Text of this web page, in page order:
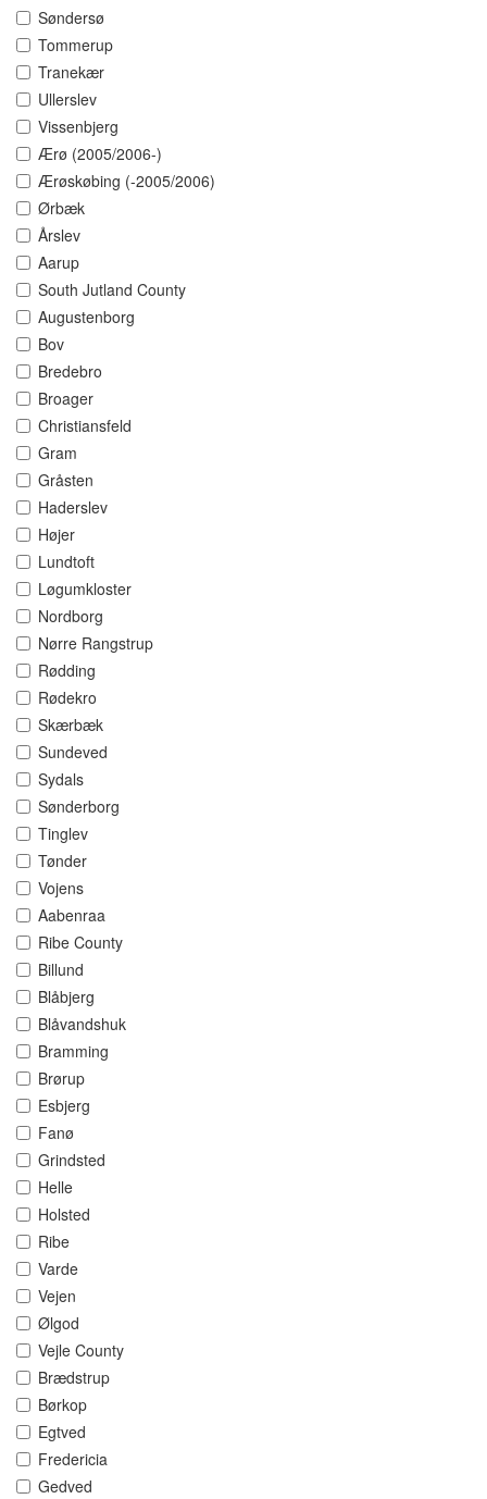
Søndersø
Tommerup
Tranekær
Ullerslev
Vissenbjerg
Ærø (2005/2006-)
Ærøskøbing (-2005/2006)
Ørbæk
Årslev
Aarup
South Jutland County
Augustenborg
Bov
Bredebro
Broager
Christiansfeld
Gram
Gråsten
Haderslev
Højer
Lundtoft
Løgumkloster
Nordborg
Nørre Rangstrup
Rødding
Rødekro
Skærbæk
Sundeved
Sydals
Sønderborg
Tinglev
Tønder
Vojens
Aabenraa
Ribe County
Billund
Blåbjerg
Blåvandshuk
Bramming
Brørup
Esbjerg
Fanø
Grindsted
Helle
Holsted
Ribe
Varde
Vejen
Ølgod
Vejle County
Brædstrup
Børkop
Egtved
Fredericia
Gedved